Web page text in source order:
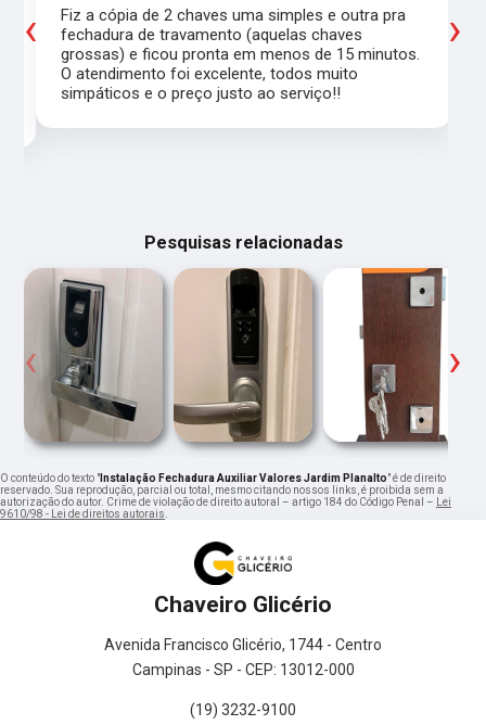
Fiz a cópia de 2 chaves uma simples e outra pra
fechadura de travamento (aquelas chaves
grossas) e ficou pronta em menos de 15 minutos.
O atendimento foi excelente, todos muito
simpáticos e o preço justo ao serviço!!
‹ ›
Pesquisas relacionadas
‹ ›
O conteúdo do texto " Instalação Fechadura Auxiliar Valores Jardim Planalto" é de direito
reservado. Sua reprodução, parcial ou total, mesmo citando nossos links, é proibida sem a
autorização do autor. Crime de violação de direito autoral – artigo 184 do Código Penal –
Lei
9610/98 - Lei de direitos autorais
Chaveiro Glicério
Avenida Francisco Glicério, 1744 - Centro
Campinas - SP - CEP: 13012-000
(19) 3232-9100